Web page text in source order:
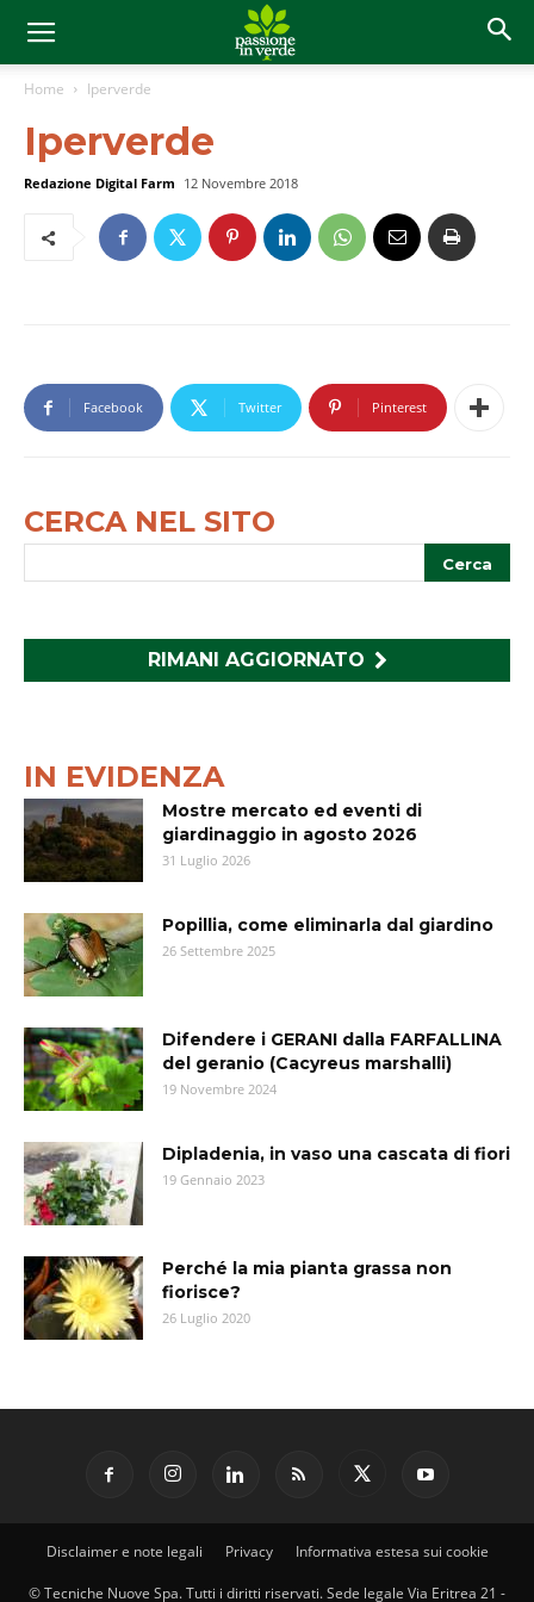
Home Iperverde
Iperverde
Redazione Digital Farm 12 Novembre 2018
Facebook Twitter Pinterest
CERCA NEL SITO
RIMANI AGGIORNATO
IN EVIDENZA
Mostre mercato ed eventi di
giardinaggio in agosto 2026
31 Luglio 2026
Popillia, come eliminarla dal giardino
26 Settembre 2025
Difendere i GERANI dalla FARFALLINA
del geranio (Cacyreus marshalli)
19 Novembre 2024
Dipladenia, in vaso una cascata di fiori
19 Gennaio 2023
Perché la mia pianta grassa non
fiorisce?
26 Luglio 2020
Disclaimer e note legali Privacy Informativa estesa sui cookie
© Tecniche Nuove Spa. Tutti i diritti riservati. Sede legale Via Eritrea 21 -